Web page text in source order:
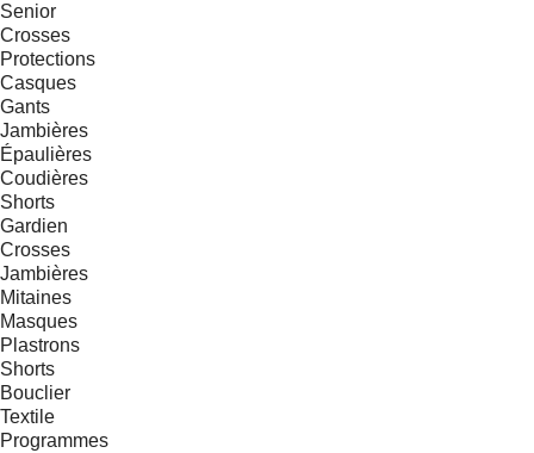
Senior
Crosses
Protections
Casques
Gants
Jambières
Épaulières
Coudières
Shorts
Gardien
Crosses
Jambières
Mitaines
Masques
Plastrons
Shorts
Bouclier
Textile
Programmes